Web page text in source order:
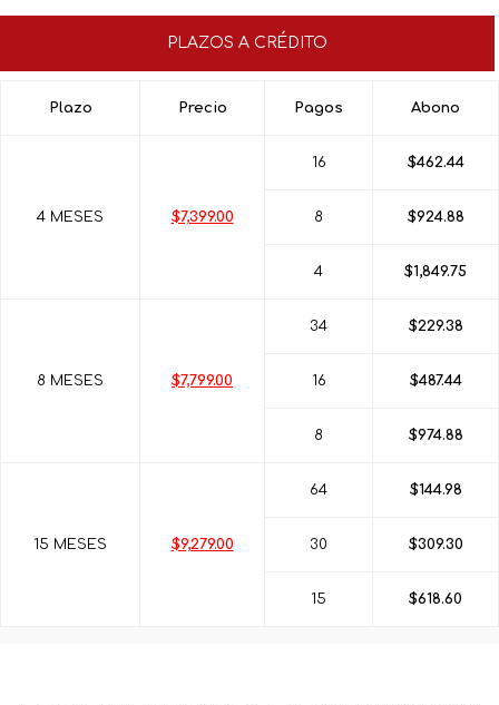
PLAZOS A CRÉDITO
Plazo Precio Pagos Abono
4 MESES $7,399.00
16 $462.44
8 $924.88
4 $1,849.75
8 MESES $7,799.00
34 $229.38
16 $487.44
8 $974.88
15 MESES $9,279.00
64 $144.98
30 $309.30
15 $618.60